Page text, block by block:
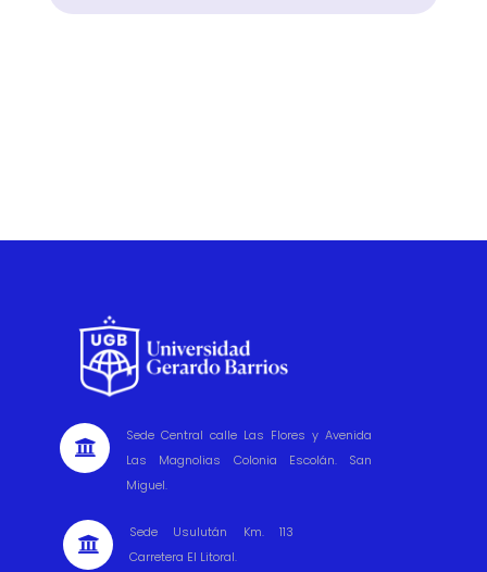

Sede Central calle Las Flores y Avenida
Las Magnolias Colonia Escolán. San
Miguel.

Sede Usulután Km. 113
Carretera El Litoral.